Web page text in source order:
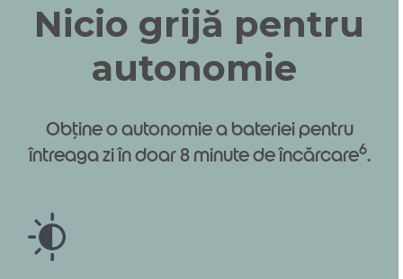
Nicio grijă pentru
autonomie
Obține o autonomie a bateriei pentru
întreaga zi în doar 8 minute de încărcare6.